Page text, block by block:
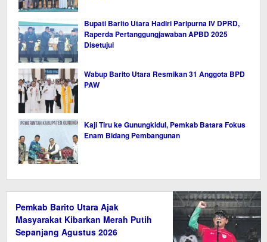
Bupati Barito Utara Hadiri Paripurna IV DPRD,
Raperda Pertanggungjawaban APBD 2025
Disetujui
Wabup Barito Utara Resmikan 31 Anggota BPD
PAW
Kaji Tiru ke Gunungkidul, Pemkab Batara Fokus
Enam Bidang Pembangunan
Pemkab Barito Utara Ajak
Masyarakat Kibarkan Merah Putih
Sepanjang Agustus 2026